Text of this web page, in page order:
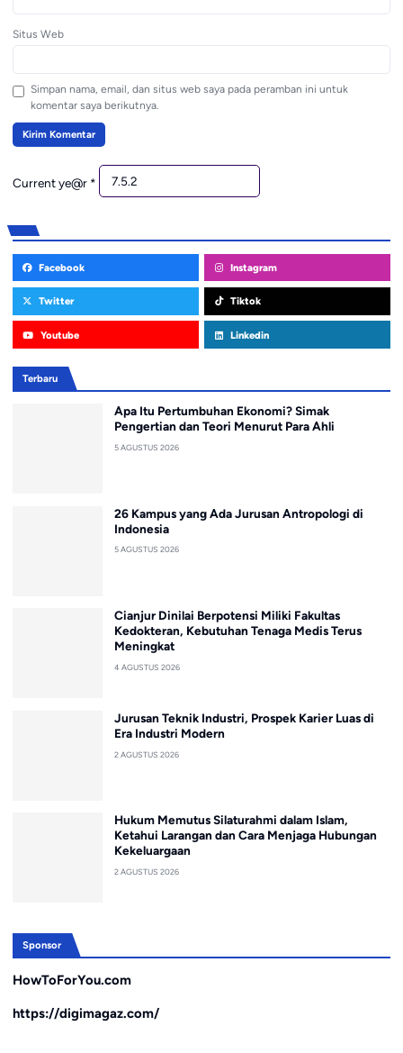
Situs Web
Simpan nama, email, dan situs web saya pada peramban ini untuk
komentar saya berikutnya.
Current ye@r *
Facebook Instagram
Twitter Tiktok
Youtube Linkedin
Terbaru
Apa Itu Pertumbuhan Ekonomi? Simak
Pengertian dan Teori Menurut Para Ahli
5 AGUSTUS 2026
26 Kampus yang Ada Jurusan Antropologi di
Indonesia
5 AGUSTUS 2026
Cianjur Dinilai Berpotensi Miliki Fakultas
Kedokteran, Kebutuhan Tenaga Medis Terus
Meningkat
4 AGUSTUS 2026
Jurusan Teknik Industri, Prospek Karier Luas di
Era Industri Modern
2 AGUSTUS 2026
Hukum Memutus Silaturahmi dalam Islam,
Ketahui Larangan dan Cara Menjaga Hubungan
Kekeluargaan
2 AGUSTUS 2026
Sponsor
HowToForYou.com
https://digimagaz.com/